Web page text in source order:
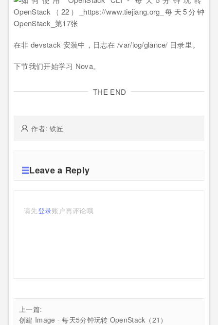
在非 devstack 安装中，日志在 /var/log/glance/ 目录里。
下节我们开始学习 Nova。
THE END
作者: 铁匠
Leave a Reply
请先登录账户再评论哦
上一篇:
创建 Image - 每天5分钟玩转 OpenStack（21）